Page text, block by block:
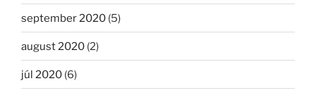
september 2020 (5)
august 2020 (2)
júl 2020 (6)